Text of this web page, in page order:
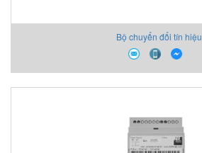
Bộ chuyển đổi tín hiệu